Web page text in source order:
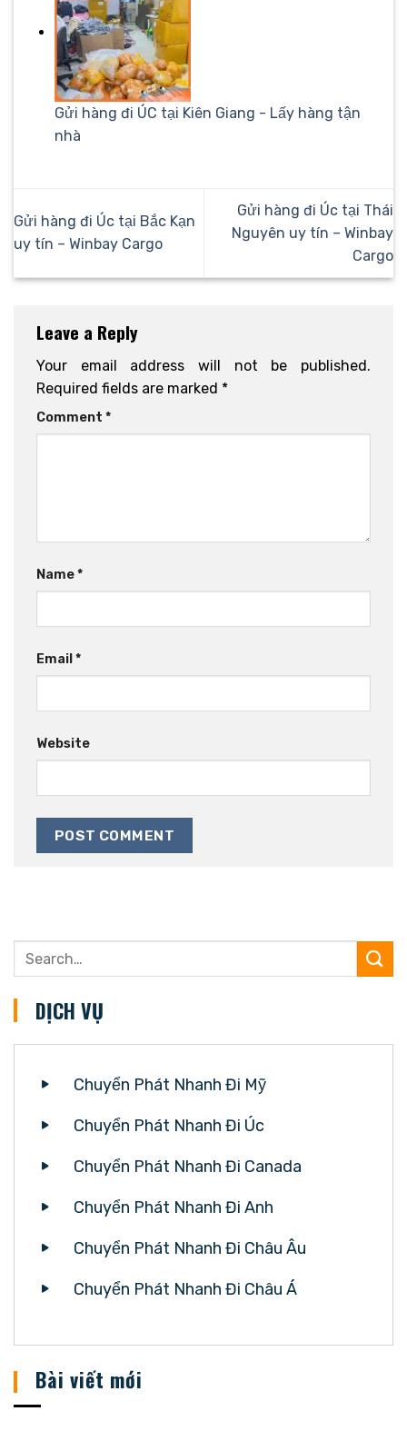
Gửi hàng đi ÚC tại Kiên Giang - Lấy hàng tận
nhà
Gửi hàng đi Úc tại Bắc Kạn
uy tín – Winbay Cargo
Gửi hàng đi Úc tại Thái
Nguyên uy tín – Winbay
Cargo
Leave a Reply
Your email address will not be published.
Required fields are marked *
Comment *
Name*
Email *
Website
DỊCH VỤ
Chuyển Phát Nhanh Đi Mỹ
Chuyển Phát Nhanh Đi Úc
Chuyển Phát Nhanh Đi Canada
Chuyển Phát Nhanh Đi Anh
Chuyển Phát Nhanh Đi Châu Âu
Chuyển Phát Nhanh Đi Châu Á
Bài viết mới